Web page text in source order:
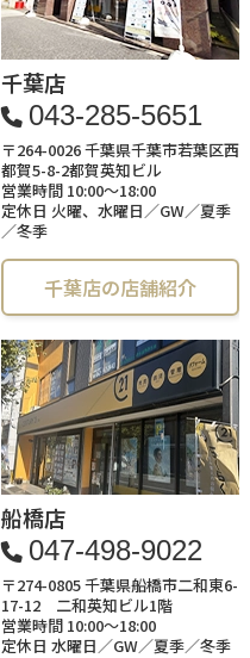
千葉店
043-285-5651
〒264-0026 千葉県千葉市若葉区西
都賀5-8-2都賀英知ビル
営業時間 10:00～18:00
定休日 火曜、水曜日／GW／夏季
／冬季
千葉店の店舗紹介
船橋店
047-498-9022
〒274-0805 千葉県船橋市二和東6-
17-12 二和英知ビル1階
営業時間 10:00～18:00
定休日 水曜日／GW／夏季／冬季